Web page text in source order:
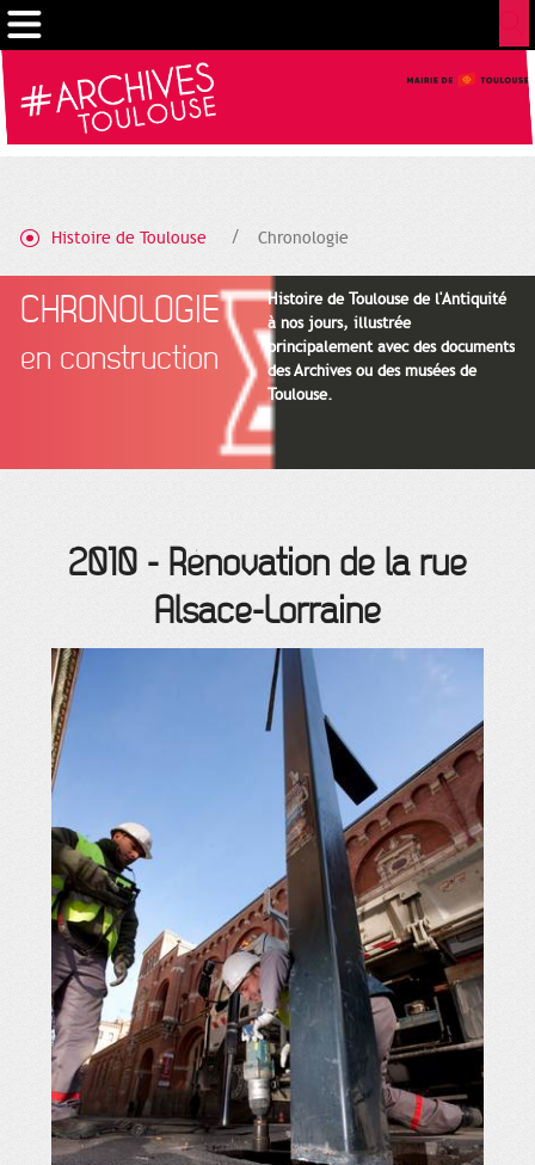
Histoire de Toulouse Chronologie
CHRONOLOGIE
en construction
Histoire de Toulouse de l'Antiquité
à nos jours, illustrée
principalement avec des documents
des Archives ou des musées de
Toulouse.
2010 - Rénovation de la rue
Alsace-Lorraine
Cookies management panel